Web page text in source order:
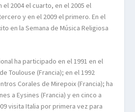
2004 el cuarto, en el 2005 el
y en el 2009 el primero. En el
en la Semana de Música Religiosa
ha participado en el 1991 en el
Toulouse (Francia); en el 1992
Corales de Mirepoix (Francia); ha
a Eysines (Francia) y en cinco a
visita Italia por primera vez para